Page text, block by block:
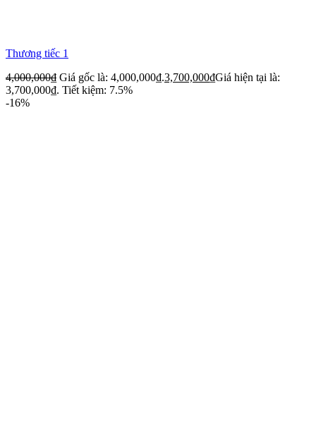
Thương tiếc 1
4,000,000₫ Giá gốc là: 4,000,000₫.3,700,000₫Giá hiện tại là:
3,700,000₫. Tiết kiệm: 7.5%
-16%